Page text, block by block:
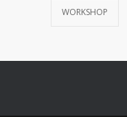
WORKSHOP